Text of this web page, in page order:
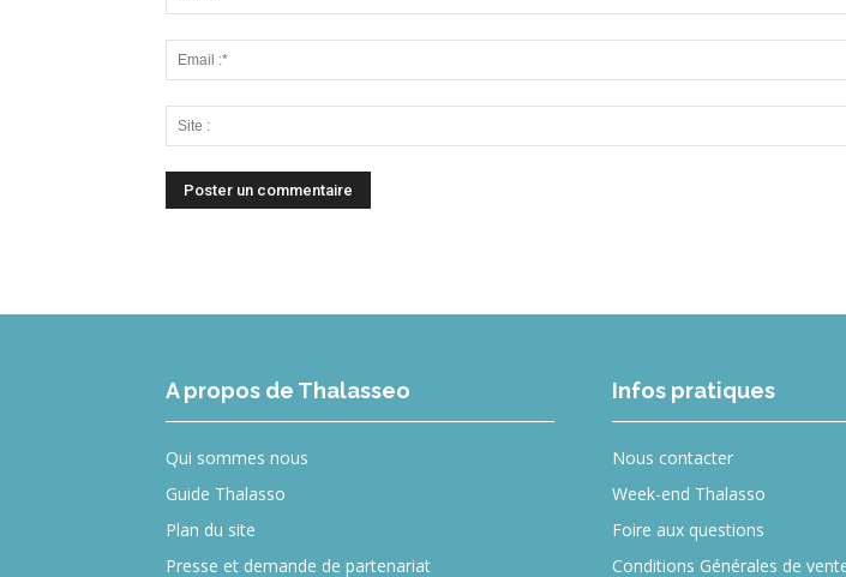
A propos de Thalasseo
Qui sommes nous
Guide Thalasso
Plan du site
Presse et demande de partenariat
Infos pratiques
Nous contacter
Week-end Thalasso
Foire aux questions
Conditions Générales de